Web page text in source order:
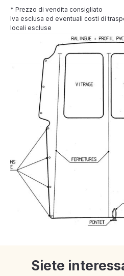
* Prezzo di vendita consigliato
Iva esclusa ed eventuali costi di
locali escluse
Siete